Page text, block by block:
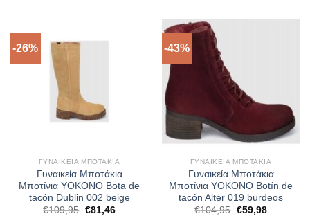
-26%
ΓΥΝΑΙΚΕΊΑ ΜΠΟΤΆΚΙΑ
Γυναικεία Μποτάκια
Μποτίνια YOKONO Bota de
tacón Dublin 002 beige
€109,95 Original
€81,46Η
-43%
ΓΥΝΑΙΚΕΊΑ ΜΠΟΤΆΚΙΑ
Γυναικεία Μποτάκια
Μποτίνια YOKONO Botín de
tacón Alter 019 burdeos
€104,95 Original
€59,98Η